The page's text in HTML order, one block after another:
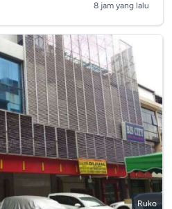
8 jam yang lalu
Ruko